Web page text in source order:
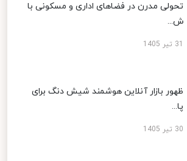
تحولی مدرن در فضاهای اداری و مسکونی با
ش...
ظهور بازار آنلاین هوشمند شیش دنگ برای
پا...
30 تیر 1405